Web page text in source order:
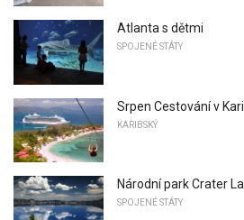
Atlanta s dětmi
SPOJENÉ STÁTY
Srpen Cestování v
KARIBSKÝ
Národní park Crater
SPOJENÉ STÁTY